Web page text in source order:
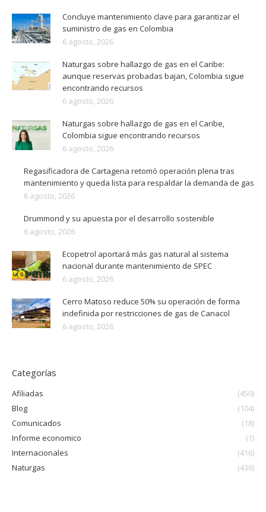
Concluye mantenimiento clave para garantizar el
suministro de gas en Colombia
6 agosto, 2026
Naturgas sobre hallazgo de gas en el Caribe:
aunque reservas probadas bajan, Colombia sigue
encontrando recursos
6 agosto, 2026
Naturgas sobre hallazgo de gas en el Caribe,
Colombia sigue encontrando recursos
6 agosto, 2026
Regasificadora de Cartagena retomó operación plena tras
mantenimiento y queda lista para respaldar la demanda de gas
6 agosto, 2026
Drummond y su apuesta por el desarrollo sostenible
6 agosto, 2026
Ecopetrol aportará más gas natural al sistema
nacional durante mantenimiento de SPEC
6 agosto, 2026
Cerro Matoso reduce 50% su operación de forma
indefinida por restricciones de gas de Canacol
6 agosto, 2026
Categorías
Afiliadas
(450)
Blog
(104)
Comunicados
(18)
Informe economico
(1)
Internacionales
(416)
Naturgas
(436)